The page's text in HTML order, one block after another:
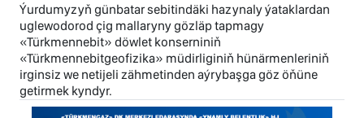
Ýurdumyzyň günbatar sebitindäki hazynaly ýataklardan
uglewodorod çig mallaryny gözläp tapmagy
«Türkmennebit» döwlet konserniniň
«Türkmennebitgeofizika» müdirliginiň hünärmenleriniň
irginsiz we netijeli zähmetinden aýrybaşga göz öňüne
getirmek kyndyr.